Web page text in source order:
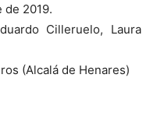
de 2019.
Cilleruelo, Laura
(Alcalá de Henares)